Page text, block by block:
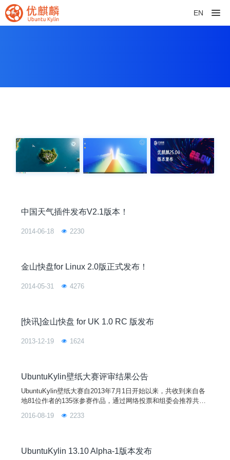
EN
中国天气插件发布V2.1版本！
2014-06-18 2230
金山快盘for Linux 2.0版正式发布！
2014-05-31 4276
[快讯]金山快盘 for UK 1.0 RC 版发布
2013-12-19 1624
UbuntuKylin壁纸大赛评审结果公告
UbuntuKylin壁纸大赛自2013年7月1日开始以来，共收到来自各
地81位作者的135张参赛作品，通过网络投票和组委会推荐共产
2016-08-19 2233
UbuntuKylin 13.10 Alpha-1版本发布